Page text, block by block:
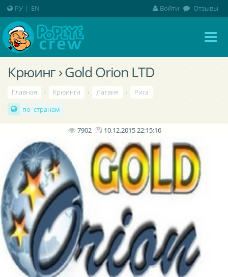
Крюинг › Gold Orion LTD
Главная › Крюинги › Латвия ›
Рига
по странам
7902 10.12.2015 22:15:16
РУ | EN Войти Отзывы